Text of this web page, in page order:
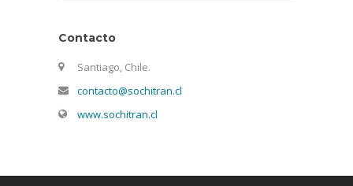
Contacto
Santiago, Chile.
contacto@sochitran.cl
www.sochitran.cl